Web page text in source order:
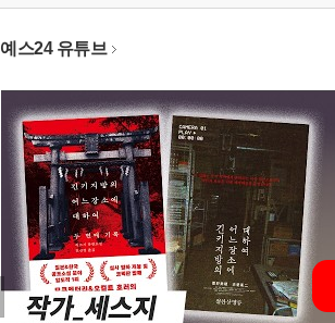
예스24 유튜브